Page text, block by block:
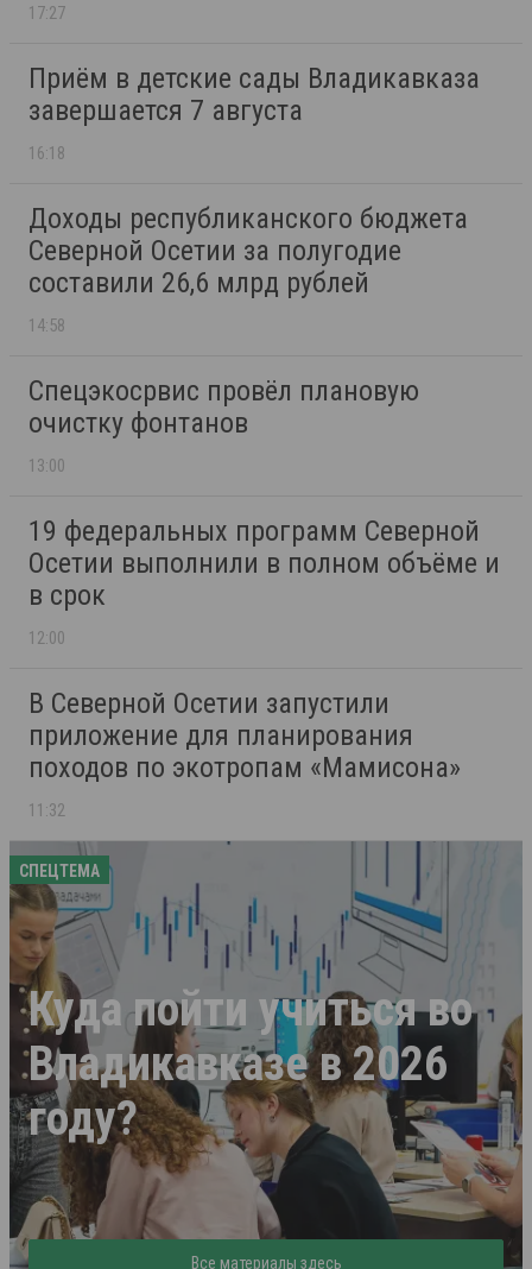
17:27
Приём в детские сады Владикавказа
завершается 7 августа
16:18
Доходы республиканского бюджета
Северной Осетии за полугодие
составили 26,6 млрд рублей
14:58
Спецэкосрвис провёл плановую
очистку фонтанов
13:00
19 федеральных программ Северной
Осетии выполнили в полном объёме и
в срок
12:00
В Северной Осетии запустили
приложение для планирования
походов по экотропам «Мамисона»
11:32
СПЕЦТЕМА
Куда пойти учиться во
Владикавказе в 2026
году?
Все материалы здесь